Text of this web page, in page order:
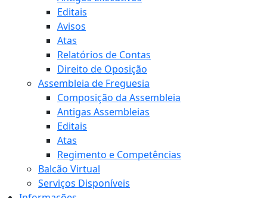
Editais
Avisos
Atas
Relatórios de Contas
Direito de Oposição
Assembleia de Freguesia
Composição da Assembleia
Antigas Assembleias
Editais
Atas
Regimento e Competências
Balcão Virtual
Serviços Disponíveis